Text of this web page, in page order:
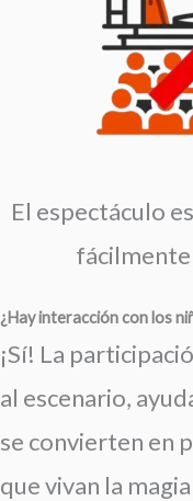
El espectáculo
fácilmente
¿Hay interacción con los
¡Sí! La
al escenario,
se convierten en
que vivan la